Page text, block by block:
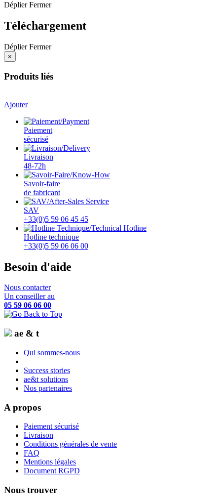
Déplier Fermer
Téléchargement
Déplier Fermer
×
Produits liés
Ajouter
Paiement
sécurisé
Livraison
48-72h
Savoir-faire
de fabricant
SAV
+33(0)5 59 06 45 45
Hotline technique
+33(0)5 59 06 06 00
Besoin d'aide
Nous contacter
Un conseiller au
05 59 06 06 00
ae & t
Qui sommes-nous
Success stories
ae&t solutions
Nos partenaires
A propos
Paiement sécurisé
Livraison
Conditions générales de vente
FAQ
Mentions légales
Document RGPD
Nous trouver